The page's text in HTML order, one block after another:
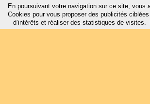
En poursuivant votre navigation sur ce site, vous
Cookies pour vous proposer des publicités
d’intérêts et réaliser des statistiques de visites.